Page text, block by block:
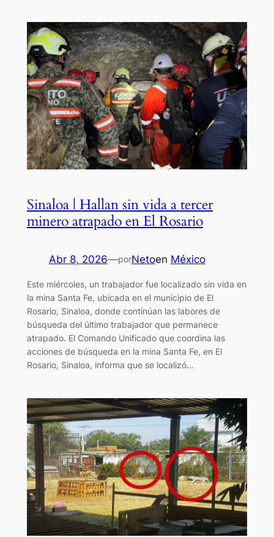
Sinaloa | Hallan sin vida a tercer
minero atrapado en El Rosario
Abr 8, 2026—porNetoen México
Este miércoles, un trabajador fue localizado sin vida en
la mina Santa Fe, ubicada en el municipio de El
Rosario, Sinaloa, donde continúan las labores de
búsqueda del último trabajador que permanece
atrapado. El Comando Unificado que coordina las
acciones de búsqueda en la mina Santa Fe, en El
Rosario, Sinaloa, informa que se localizó…